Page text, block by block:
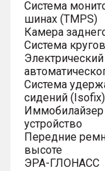
Система
шинах (TMPS)
Камера
Система
Система
сидений (Isofix)
Иммобилайзер
устройство
Передние
высоте
ЭРА-ГЛОНАСС